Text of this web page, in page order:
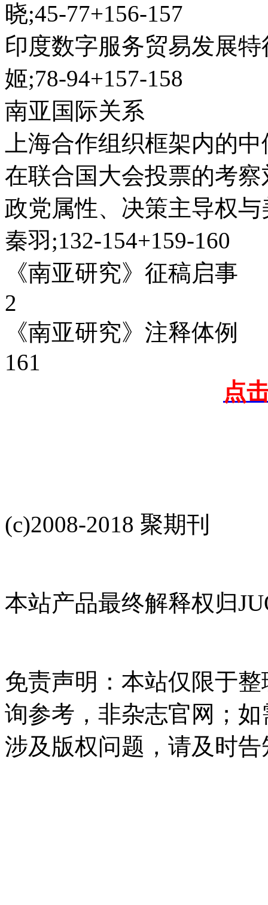
晓;45-77+156-157
印度数字服务贸易发展
姬;78-94+157-158
南亚国际关系
上海合作组织框架内的
在联合国大会投票的考察
政党属性、决策主导权
秦羽;132-154+159-160
《南亚研究》征稿启事
2
《南亚研究》注释体例
161
点
(c)2008-2018 聚期刊
本站产品最终解释权归
免责声明：本站仅限于
询参考，非杂志官网；
涉及版权问题，请及时告